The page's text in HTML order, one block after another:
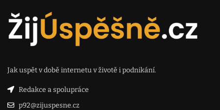
Jak uspět v době internetu v životě i podnikání.
Redakce a spolupráce
p92@zijuspesne.cz